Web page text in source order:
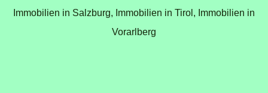
Immobilien in Salzburg, Immobilien in Tirol, Immobilien in
Vorarlberg